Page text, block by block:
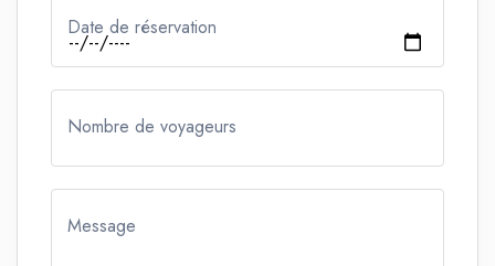
Date de réservation
Nombre de voyageurs
Message